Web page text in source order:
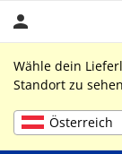
Wähle dein
Standort zu
Österreich